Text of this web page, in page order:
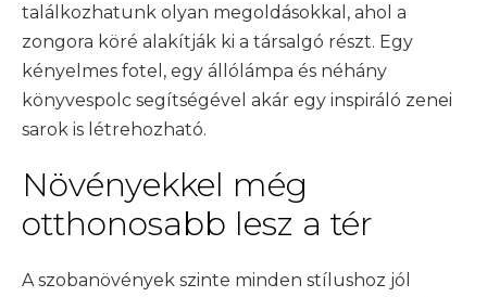
találkozhatunk olyan megoldásokkal, ahol a
zongora köré alakítják ki a társalgó részt. Egy
kényelmes fotel, egy állólámpa és néhány
könyvespolc segítségével akár egy inspiráló zenei
sarok is létrehozható.
Növényekkel még
otthonosabb lesz a tér
A szobanövények szinte minden stílushoz jól